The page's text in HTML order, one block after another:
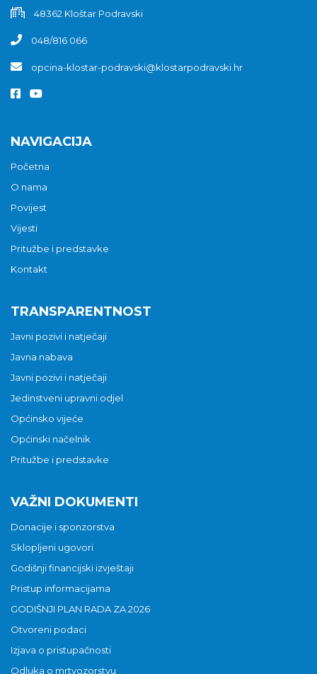
48362 Kloštar Podravski
048/816 066
opcina-klostar-podravski@klostarpodravski.hr
NAVIGACIJA
Početna
O nama
Povijest
Vijesti
Pritužbe i predstavke
Kontakt
TRANSPARENTNOST
Javni pozivi i natječaji
Javna nabava
Javni pozivi i natječaji
Jedinstveni upravni odjel
Općinsko vijeće
Općinski načelnik
Pritužbe i predstavke
VAŽNI DOKUMENTI
Donacije i sponzorstva
Sklopljeni ugovori
Godišnji financijski izvještaji
Pristup informacijama
GODIŠNJI PLAN RADA ZA 2026
Otvoreni podaci
Izjava o pristupačnosti
Odluka o mrtvozorstvu